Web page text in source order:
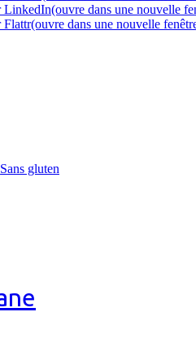
dans une nouvelle
dans une nouvelle
Sans gluten